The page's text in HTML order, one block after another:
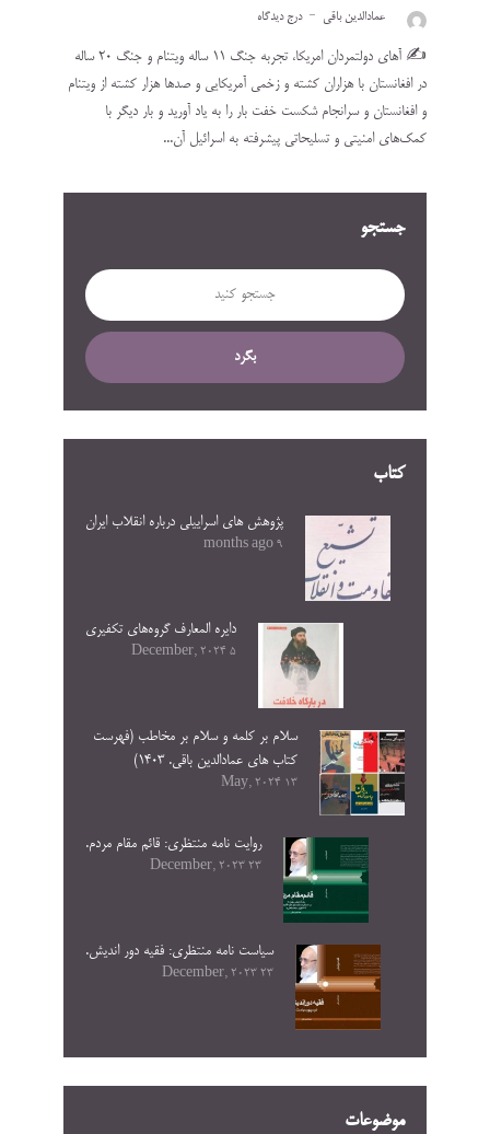
عمادالدین باقی درج دیدگاه
✍️ آهای دولتمردان امریکا، تجربه جنگ ۱۱ ساله ویتنام و جنگ ۲۰ ساله
در افغانستان با هزاران کشته و زخمی آمریکایی و صدها هزار کشته از ویتنام
و افغانستان و سرانجام شکست خفت بار را به یاد آورید و بار دیگر با
کمک‌های امنیتی و تسلیحاتی پیشرفته به اسرائیل آن...
جستجو
بگرد
کتاب
پژوهش های اسراییلی درباره انقلاب ایران
9 months ago
دایره المعارف گروه‌های تکفیری
5 December, 2024
سلام بر کلمه و سلام بر مخاطب (فهرست
کتاب های عمادالدین باقی. ۱۴۰۳)
13 May, 2024
روایت نامه منتظری: قائم مقام مردم.
23 December, 2023
سیاست نامه منتظری: فقیه دور اندیش.
23 December, 2023
موضوعات